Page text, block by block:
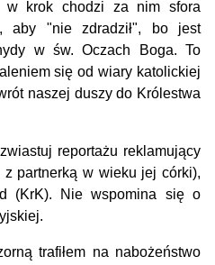
w krok chodzi za nim sfora
aby "nie zdradził", bo jest
w św. Oczach Boga. To
się od wiary katolickiej
naszej duszy do Królestwa
reportażu reklamujący
z partnerką w wieku jej córki),
(KrK). Nie wspomina się o
trafiłem na nabożeństwo